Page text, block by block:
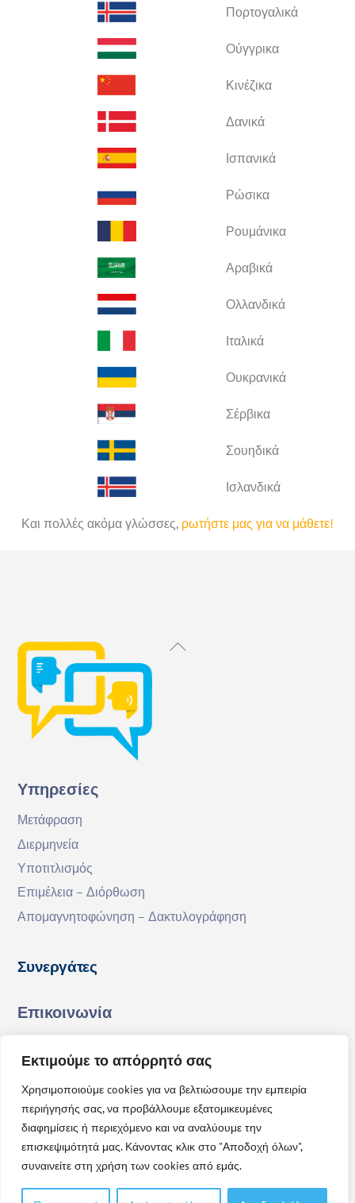
Εκτιμούμε το απόρρητό σας
Χρησιμοποιούμε cookies για να βελτιώσουμε την εμπειρία
περιήγησής σας, να προβάλλουμε εξατομικευμένες
διαφημίσεις ή περιεχόμενο και να αναλύουμε την
επισκεψιμότητά μας. Κάνοντας κλικ στο "Αποδοχή όλων",
συναινείτε στη χρήση των cookies από εμάς.
Πορτογαλικά
Ούγγρικα
Κινέζικα
Δανικά
Ισπανικά
Ρώσικα
Ρουμάνικα
Αραβικά
Ολλανδικά
Ιταλικά
Ουκρανικά
Σέρβικα
Σουηδικά
Ισλανδικά
Και πολλές ακόμα γλώσσες, ρωτήστε μας για να μάθετε!
Back
Υπηρεσίες
Μετάφραση
Διερμηνεία
Υποτιτλισμός
Επιμέλεια – Διόρθωση
Απομαγνητοφώνηση – Δακτυλογράφηση
Συνεργάτες
Επικοινωνία
E-mail:info @ exactranslations.gr
Κινητό:
6947 739338
© EXACT TRANSLATIONS 2021 | Powered ByEntiposis.gr